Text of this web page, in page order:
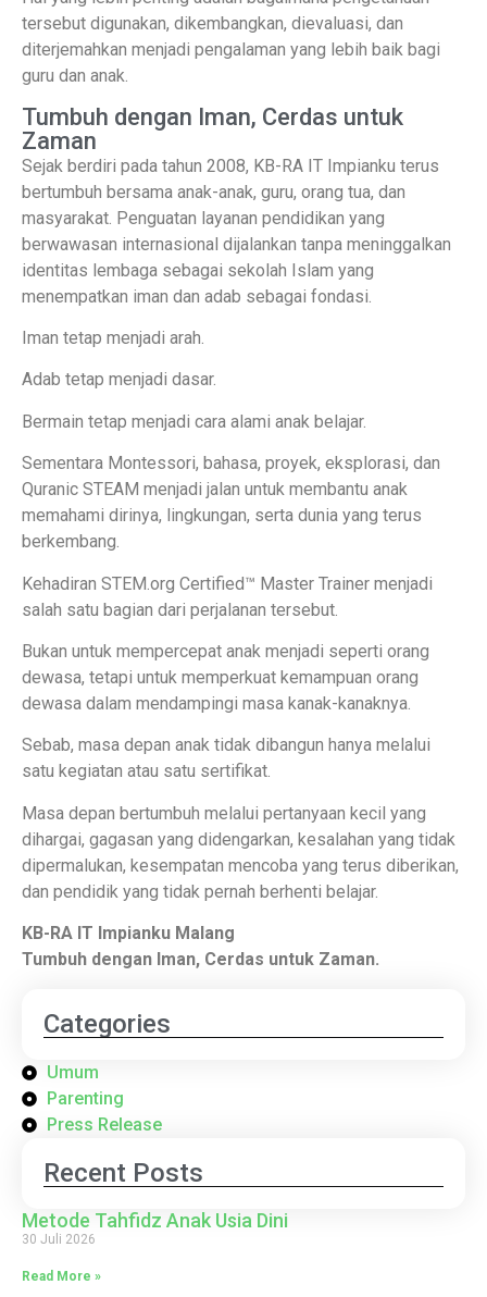
Categories
Umum
Parenting
Press Release
Recent Posts
Metode Tahfidz Anak Usia Dini
30 Juli 2026
Read More »
tersebut digunakan, dikembangkan, dievaluasi, dan
diterjemahkan menjadi pengalaman yang lebih baik bagi
guru dan anak.
Tumbuh dengan Iman, Cerdas untuk
Zaman
Sejak berdiri pada tahun 2008, KB-RA IT Impianku terus
bertumbuh bersama anak-anak, guru, orang tua, dan
masyarakat. Penguatan layanan pendidikan yang
berwawasan internasional dijalankan tanpa meninggalkan
identitas lembaga sebagai sekolah Islam yang
menempatkan iman dan adab sebagai fondasi.
Iman tetap menjadi arah.
Adab tetap menjadi dasar.
Bermain tetap menjadi cara alami anak belajar.
Sementara Montessori, bahasa, proyek, eksplorasi, dan
Quranic STEAM menjadi jalan untuk membantu anak
memahami dirinya, lingkungan, serta dunia yang terus
berkembang.
Kehadiran STEM.org Certified™ Master Trainer menjadi
salah satu bagian dari perjalanan tersebut.
Bukan untuk mempercepat anak menjadi seperti orang
dewasa, tetapi untuk memperkuat kemampuan orang
dewasa dalam mendampingi masa kanak-kanaknya.
Sebab, masa depan anak tidak dibangun hanya melalui
satu kegiatan atau satu sertifikat.
Masa depan bertumbuh melalui pertanyaan kecil yang
dihargai, gagasan yang didengarkan, kesalahan yang tidak
dipermalukan, kesempatan mencoba yang terus diberikan,
dan pendidik yang tidak pernah berhenti belajar.
KB-RA IT Impianku Malang
Tumbuh dengan Iman, Cerdas untuk Zaman.